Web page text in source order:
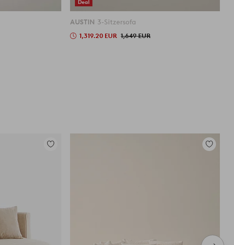
Deal
AUSTIN 3-Sitzersofa
1,319.20 EUR 1,649 EUR
Zu
Zu